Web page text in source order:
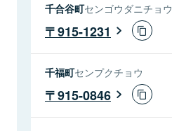
千合谷町センゴウダニチョウ
915-1231
千福町センプクチョウ
915-0846